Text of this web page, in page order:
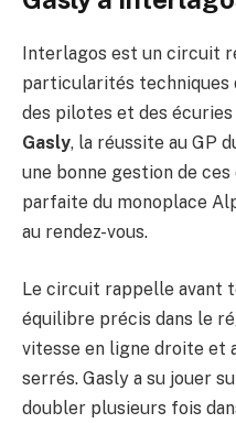
Interlagos est un circuit
particularités techniques
des pilotes et des écuries
Gasly, la réussite au GP
une bonne gestion de
parfaite du monoplace
au rendez-vous.
Le circuit rappelle avant
équilibre précis dans le
vitesse en ligne droite et
serrés. Gasly a su jouer
doubler plusieurs fois